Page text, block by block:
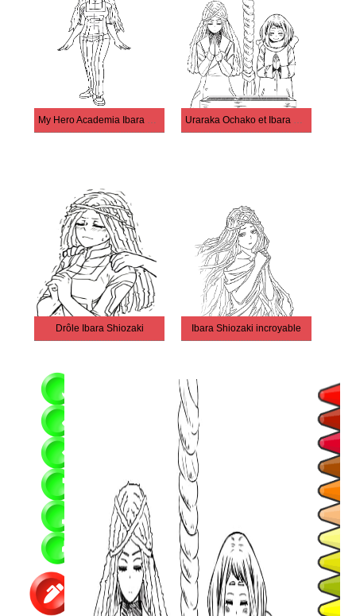
My Hero Academia Ibara Shiozaki Uraraka Ochako et Ibara Shiozaki
Drôle Ibara Shiozaki Ibara Shiozaki incroyable